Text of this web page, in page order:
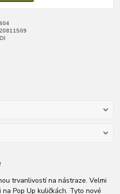
trvanlivostí na nástraze. Velmi
Pop Up kuličkách. Tyto nové